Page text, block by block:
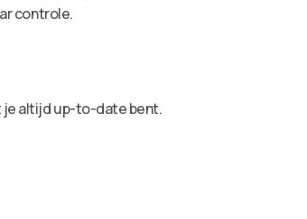
controle.
je altijd up-to-date bent.